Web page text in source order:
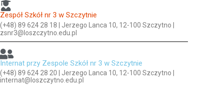
Zespół Szkół nr 3 w Szczytnie
(+48) 89 624 28 18 | Jerzego Lanca 10, 12-100 Szczytno |
zsnr3@loszczytno.edu.pl
Internat przy Zespole Szkół nr 3 w Szczytnie
(+48) 89 624 28 20 | Jerzego Lanca 10, 12-100 Szczytno |
internat@loszczytno.edu.pl